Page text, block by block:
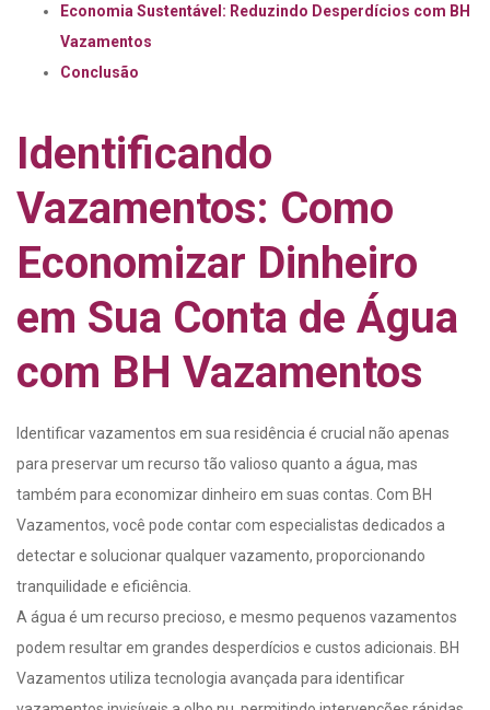
Economia Sustentável: Reduzindo Desperdícios com BH
Vazamentos
Conclusão
Identificando
Vazamentos: Como
Economizar Dinheiro
em Sua Conta de Água
com BH Vazamentos
Identificar vazamentos em sua residência é crucial não apenas
para preservar um recurso tão valioso quanto a água, mas
também para economizar dinheiro em suas contas. Com BH
Vazamentos, você pode contar com especialistas dedicados a
detectar e solucionar qualquer vazamento, proporcionando
tranquilidade e eficiência.
A água é um recurso precioso, e mesmo pequenos vazamentos
podem resultar em grandes desperdícios e custos adicionais. BH
Vazamentos utiliza tecnologia avançada para identificar